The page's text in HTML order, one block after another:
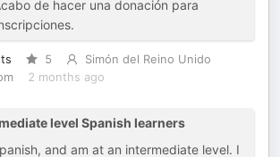
de hacer una donación para
5
Simón del Reino Unido
2 months ago
level Spanish learners
and am at an intermediate level. I